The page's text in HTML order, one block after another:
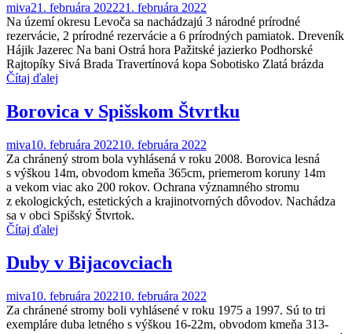
miva21. februára 202221. februára 2022
Na území okresu Levoča sa nachádzajú 3 národné prírodné
rezervácie, 2 prírodné rezervácie a 6 prírodných pamiatok. Dreveník
Hájik Jazerec Na bani Ostrá hora Pažitské jazierko Podhorské
Rajtopíky Sivá Brada Travertínová kopa Sobotisko Zlatá brázda
Čítaj ďalej
Borovica v Spišskom Štvrtku
miva10. februára 202210. februára 2022
Za chránený strom bola vyhlásená v roku 2008. Borovica lesná
s výškou 14m, obvodom kmeňa 365cm, priemerom koruny 14m
a vekom viac ako 200 rokov. Ochrana významného stromu
z ekologických, estetických a krajinotvorných dôvodov. Nachádza
sa v obci Spišský Štvrtok.
Čítaj ďalej
Duby v Bijacovciach
miva10. februára 202210. februára 2022
Za chránené stromy boli vyhlásené v roku 1975 a 1997. Sú to tri
exempláre duba letného s výškou 16-22m, obvodom kmeňa 313-